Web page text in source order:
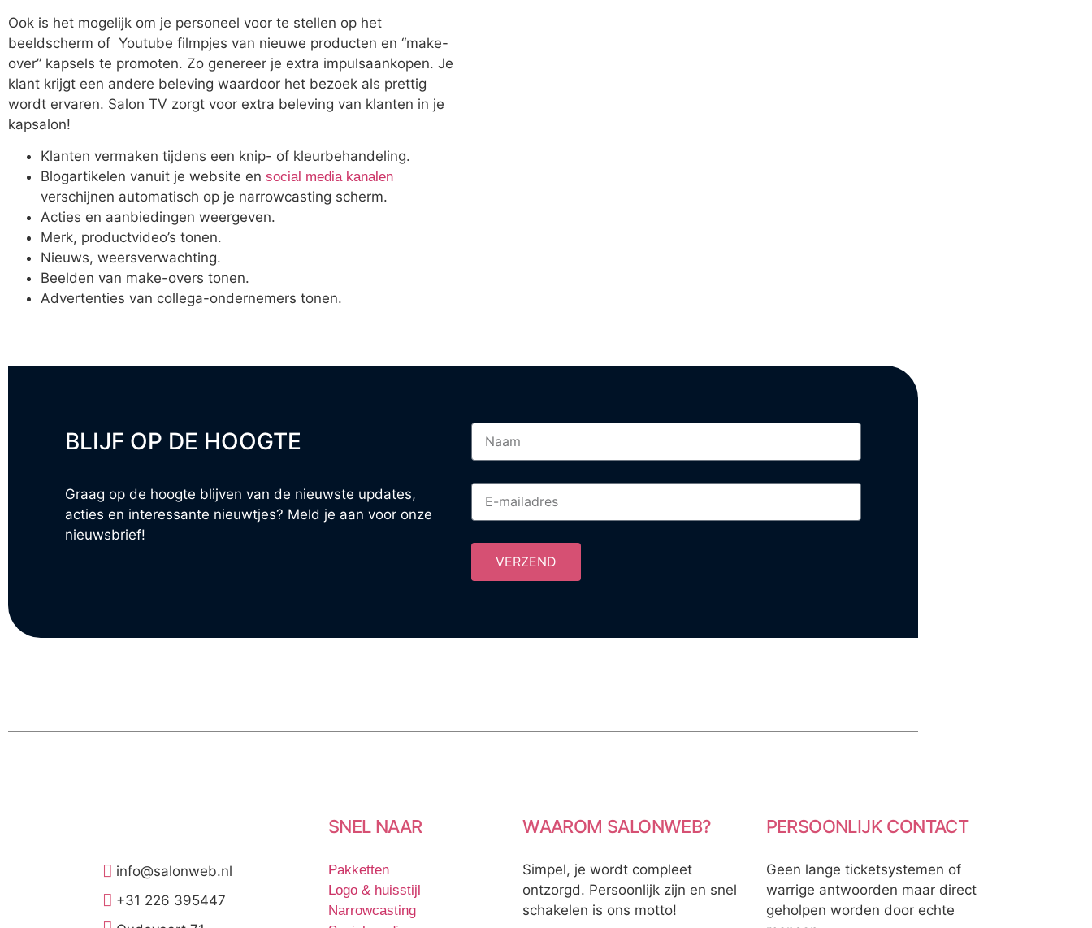
Ook is het mogelijk om je personeel voor te stellen op het
beeldscherm of Youtube filmpjes van nieuwe producten en “make-
over” kapsels te promoten. Zo genereer je extra impulsaankopen. Je
klant krijgt een andere beleving waardoor het bezoek als prettig
wordt ervaren. Salon TV zorgt voor extra beleving van klanten in je
kapsalon!
Klanten vermaken tijdens een knip- of kleurbehandeling.
Blogartikelen vanuit je website en social media kanalen
verschijnen automatisch op je narrowcasting scherm.
Acties en aanbiedingen weergeven.
Merk, productvideo’s tonen.
Nieuws, weersverwachting.
Beelden van make-overs tonen.
Advertenties van collega-ondernemers tonen.
BLIJF OP DE HOOGTE
Graag op de hoogte blijven van de nieuwste updates,
acties en interessante nieuwtjes? Meld je aan voor onze
nieuwsbrief!
VERZEND
info@salonweb.nl
+31 226 395447
SNEL NAAR
Pakketten
Logo & huisstijl
Narrowcasting
WAAROM SALONWEB?
Simpel, je wordt compleet
ontzorgd. Persoonlijk zijn en snel
schakelen is ons motto!
PERSOONLIJK CONTACT
Geen lange ticketsystemen of
warrige antwoorden maar direct
geholpen worden door echte